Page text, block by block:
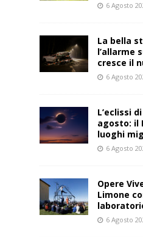
6 Agosto
La bella
l’allarme
cresce il
6 Agosto
L’eclissi
agosto: il
luoghi
6 Agosto
Opere
Limone
6 Agosto